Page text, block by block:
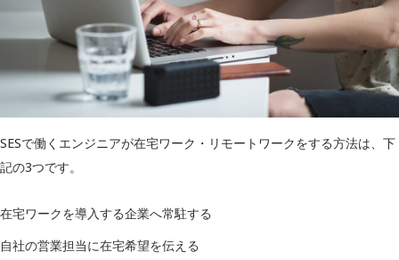
SESで働くエンジニアが在宅ワーク・リモートワークをする方法は、下
記の3つです。
在宅ワークを導入する企業へ常駐する
自社の営業担当に在宅希望を伝える